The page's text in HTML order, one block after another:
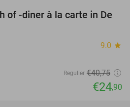
39%
of -diner à la carte in De
9.0 star
Regulier €40,75
€24,90